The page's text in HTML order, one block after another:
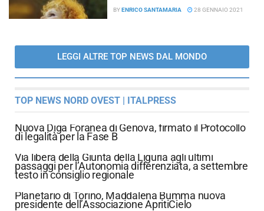
BYENRICO SANTAMARIA 28 GENNAIO 2021
LEGGI ALTRE TOP NEWS DAL MONDO
TOP NEWS NORD OVEST | ITALPRESS
Nuova Diga Foranea di Genova, firmato il Protocollo
di legalità per la Fase B
Via libera della Giunta della Liguria agli ultimi
passaggi per l’Autonomia differenziata, a settembre
testo in consiglio regionale
Planetario di Torino, Maddalena Bumma nuova
presidente dell’Associazione ApritiCielo